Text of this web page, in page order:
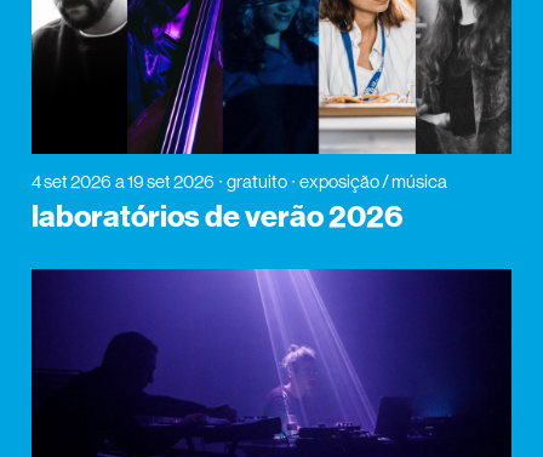
4 set 2026 a 19 set 2026 gratuito exposição / música
laboratórios de verão 2026